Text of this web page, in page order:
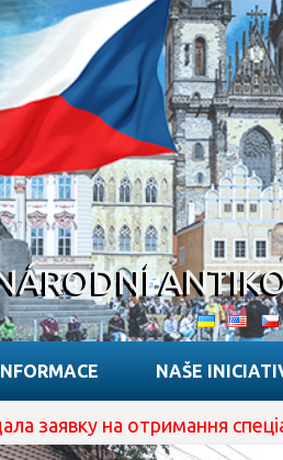
NAŠE
на отримання